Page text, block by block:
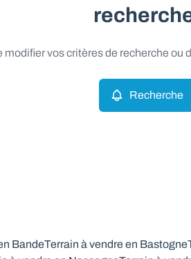
modifier vos critères de recherche ou
Recherche
BandeTerrain à vendre en Bastogne